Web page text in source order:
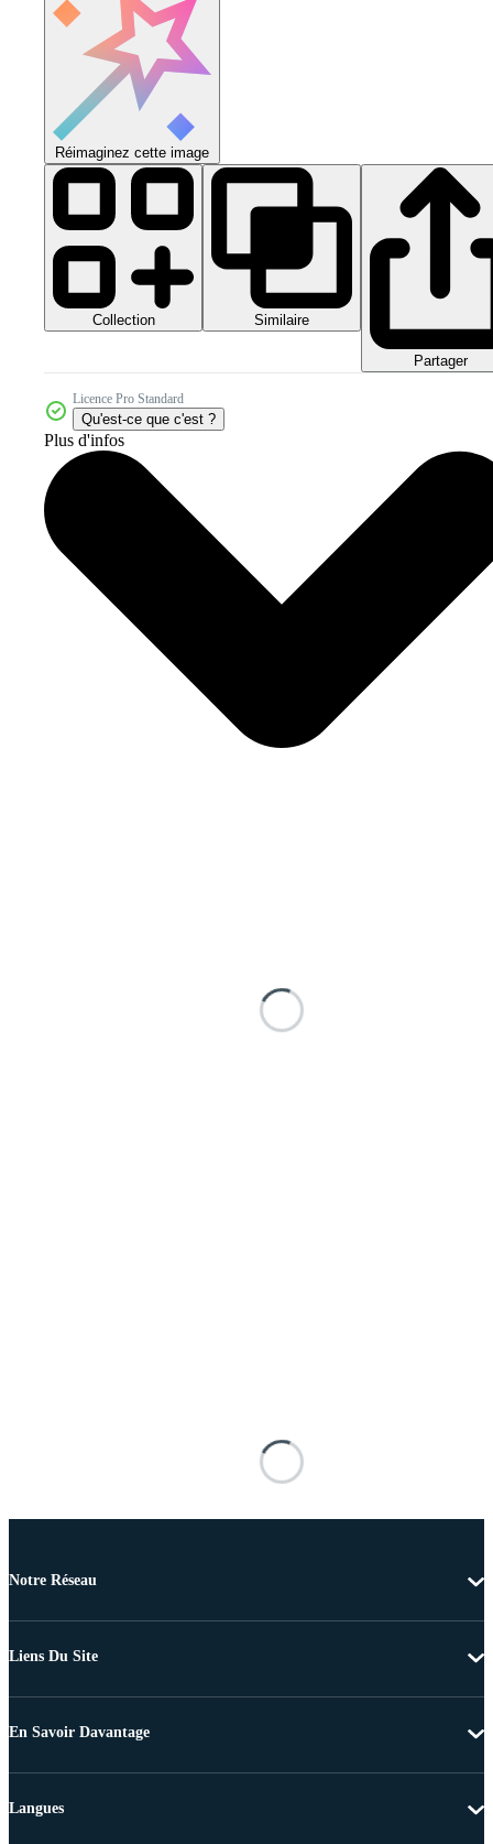
Réimaginez cette image
Collection Similaire
Partager
Licence Pro Standard
Qu'est-ce que c'est ?
Plus d'infos
Notre Réseau
Liens Du Site
En Savoir Davantage
Langues